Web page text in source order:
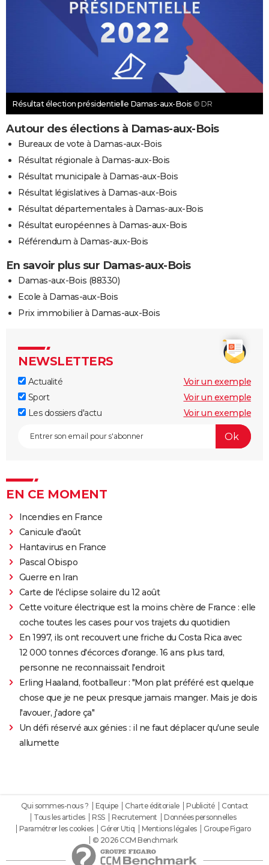
Résultat élection présidentielle Damas-aux-Bois © DR
Autour des élections à Damas-aux-Bois
Bureaux de vote à Damas-aux-Bois
Résultat régionale à Damas-aux-Bois
Résultat municipale à Damas-aux-Bois
Résultat législatives à Damas-aux-Bois
Résultat départementales à Damas-aux-Bois
Résultat européennes à Damas-aux-Bois
Référendum à Damas-aux-Bois
En savoir plus sur Damas-aux-Bois
Damas-aux-Bois (88330)
Ecole à Damas-aux-Bois
Prix immobilier à Damas-aux-Bois
NEWSLETTERS
Actualité
Voir un exemple
Sport
Voir un exemple
Les dossiers d'actu
Voir un exemple
EN CE MOMENT
Incendies en France
Canicule d'août
Hantavirus en France
Pascal Obispo
Guerre en Iran
Carte de l'éclipse solaire du 12 août
Cette voiture électrique est la moins chère de France : elle
coche toutes les cases pour vos trajets du quotidien
En 1997, ils ont recouvert une friche du Costa Rica avec
12 000 tonnes d'écorces d'orange. 16 ans plus tard,
personne ne reconnaissait l'endroit
Erling Haaland, footballeur : "Mon plat préféré est quelque
chose que je ne peux presque jamais manger. Mais je dois
l'avouer, j'adore ça"
Un défi réservé aux génies : il ne faut déplacer qu'une seule
allumette
Qui sommes-nous ? Equipe Charte éditoriale Publicité
Contact
Tous les articles
RSS Recrutement
Données personnelles
Paramétrer les cookies
Gérer Utiq Mentions légales
Groupe Figaro
© 2026 CCM Benchmark